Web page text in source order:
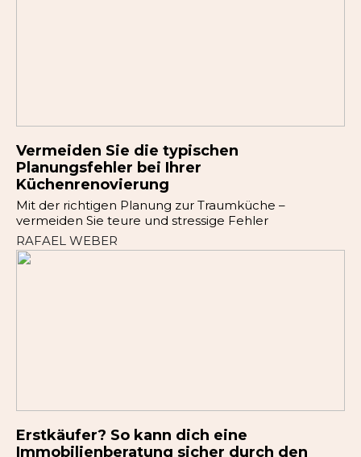
Vermeiden Sie die typischen
Planungsfehler bei Ihrer
Küchenrenovierung
Mit der richtigen Planung zur Traumküche –
vermeiden Sie teure und stressige Fehler
RAFAEL WEBER
Erstkäufer? So kann dich eine
Immobilienberatung sicher durch den